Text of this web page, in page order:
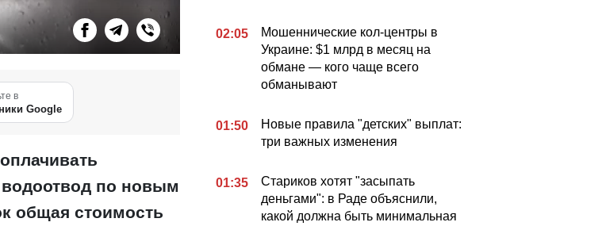
в
Google
по новым
общая стоимость
02:05
Мошеннические кол-центры в
Украине: $1 млрд в месяц на
обмане — кого чаще всего
обманывают
01:50
Новые правила "детских" выплат:
три важных изменения
01:35
Стариков хотят "засыпать
деньгами": в Раде объяснили,
какой должна быть минимальная